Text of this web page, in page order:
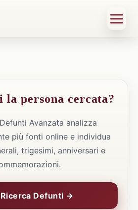
la persona cercata?
Avanzata analizza
più fonti online e individua
trigesimi, anniversari e
Defunti →